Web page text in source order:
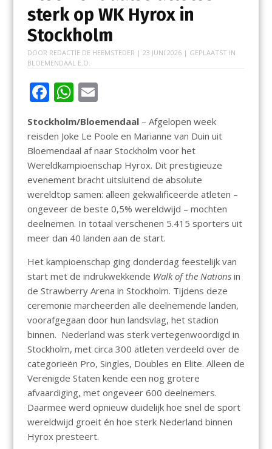
sterk op WK Hyrox in
Stockholm
DOOR REDACTIE DE HEEMSTEDER | 23 JUNI 2026| GEPLAATST IN
BLOEMENDAAL E.O.
F
ac
e
b
o
o
k
W
at
s
A
p
p
E
ai
l
Stockholm/Bloemendaal – Afgelopen week
reisden Joke Le Poole en Marianne van Duin uit
Bloemendaal af naar Stockholm voor het
Wereldkampioenschap Hyrox. Dit prestigieuze
evenement bracht uitsluitend de absolute
wereldtop samen: alleen gekwalificeerde atleten –
ongeveer de beste 0,5% wereldwijd – mochten
deelnemen. In totaal verschenen 5.415 sporters uit
meer dan 40 landen aan de start.
Het kampioenschap ging donderdag feestelijk van
start met de indrukwekkende Walk of the Nationsin
de Strawberry Arena in Stockholm. Tijdens deze
ceremonie marcheerden alle deelnemende landen,
voorafgegaan door hun landsvlag, het stadion
binnen. Nederland was sterk vertegenwoordigd in
Stockholm, met circa 300 atleten verdeeld over de
categorieën Pro, Singles, Doubles en Elite. Alleen de
Verenigde Staten kende een nog grotere
afvaardiging, met ongeveer 600 deelnemers.
Daarmee werd opnieuw duidelijk hoe snel de sport
wereldwijd groeit én hoe sterk Nederland binnen
Hyrox presteert.